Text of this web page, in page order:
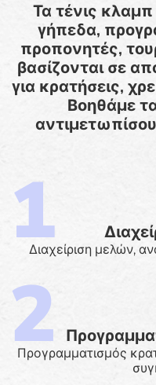
Τα τένις κλαμπ
γήπεδα,
προπονητές,
βασίζονται σε
για κρατήσεις,
Βοηθάμε
Διαχείριση μελών,
Προγραμματισμός